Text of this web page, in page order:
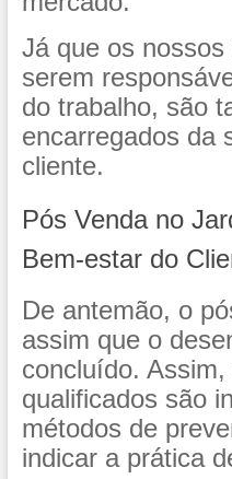
Já que os
serem
do trabalho, são
encarregados da
cliente.
Pós Venda no
Bem-estar do
De antemão, o
assim que o
concluído.
qualificados são
métodos de
indicar a prática